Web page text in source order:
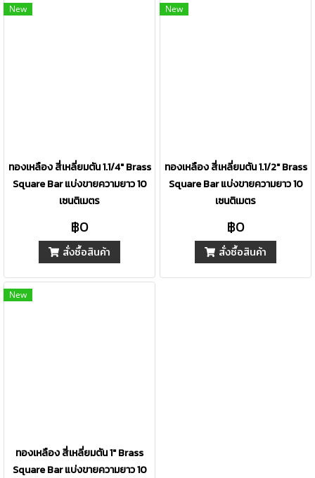
New
ทองเหลือง สี่เหลี่ยมตัน 1.1/4" Brass
Square Bar แบ่งขายความยาว 10
เซนติเมตร
฿0
สั่งซื้อสินค้า
New
ทองเหลือง สี่เหลี่ยมตัน 1.1/2" Brass
Square Bar แบ่งขายความยาว 10
เซนติเมตร
฿0
สั่งซื้อสินค้า
New
ทองเหลือง สี่เหลี่ยมตัน 1" Brass
Square Bar แบ่งขายความยาว 10